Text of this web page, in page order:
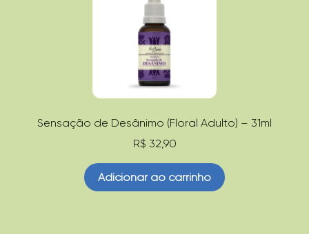
Sensação de Desânimo (Floral Adulto) – 31ml
R$ 32,90
Adicionar ao carrinho